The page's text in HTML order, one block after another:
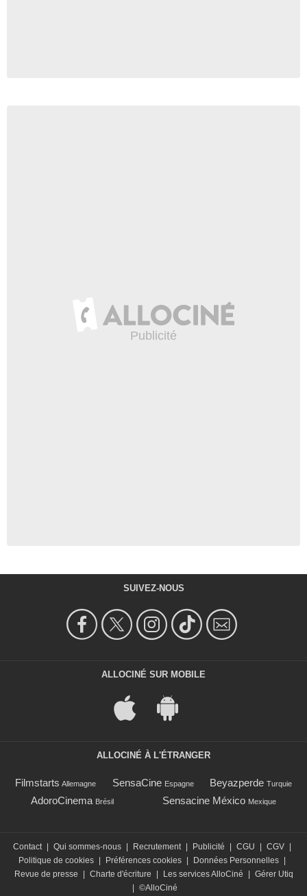
SUIVEZ-NOUS
ALLOCINÉ SUR MOBILE
ALLOCINÉ À L'ÉTRANGER
Filmstarts Allemagne SensaCine Espagne Beyazperde Turquie
AdoroCinema Brésil Sensacine México Mexique
Contact | Qui sommes-nous | Recrutement | Publicité | CGU | CGV |
Politique de cookies | Préférences cookies | Données Personnelles |
Revue de presse
| Charte d'écriture | Les services AlloCiné | Gérer Utiq
| ©AlloCiné